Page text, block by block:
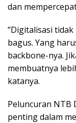
dan
“Digitalisasi
bagus. Yang
backbone-nya.
membuatnya
katanya.
Peluncuran NTB
penting dalam